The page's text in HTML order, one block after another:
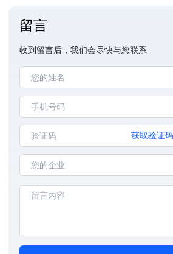
留言
收到留言后，我们会尽快与您联系
获取验证码